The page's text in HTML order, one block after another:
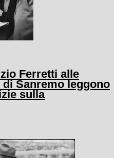
Ferretti alle
Sanremo leggono
sulla